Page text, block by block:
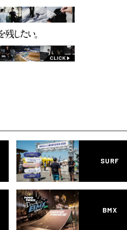
SURF
BMX